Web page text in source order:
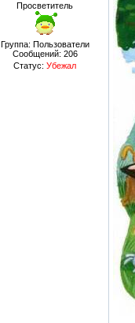
Просветитель
Группа: Пользователи
Сообщений: 206
Статус: Убежал